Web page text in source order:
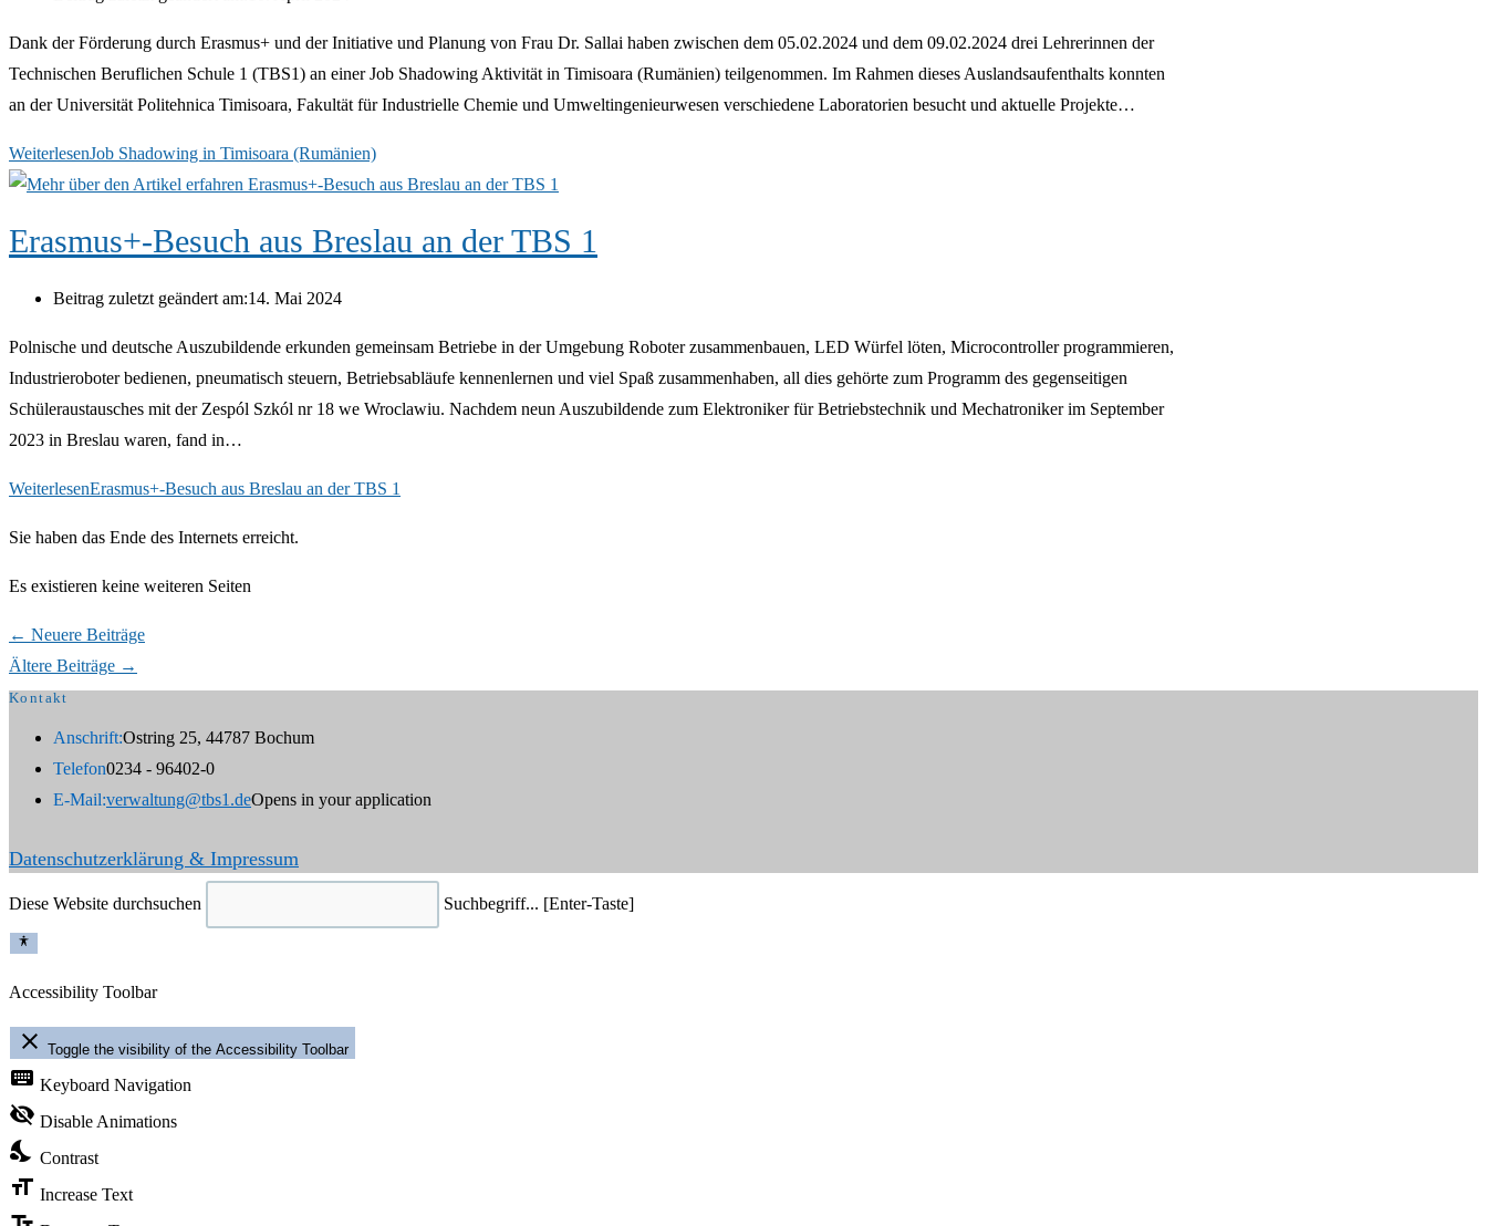
Dank der Förderung durch Erasmus+ und der Initiative und Planung von Frau Dr. Sallai haben zwischen dem 05.02.2024 und dem 09.02.2024 drei Lehrerinnen der
Technischen Beruflichen Schule 1 (TBS1) an einer Job Shadowing Aktivität in Timisoara (Rumänien) teilgenommen. Im Rahmen dieses Auslandsaufenthalts konnten
an der Universität Politehnica Timisoara, Fakultät für Industrielle Chemie und Umweltingenieurwesen verschiedene Laboratorien besucht und aktuelle Projekte…
WeiterlesenJob Shadowing in Timisoara (Rumänien)
Erasmus+-Besuch aus Breslau an der TBS 1
Beitrag zuletzt geändert am:14. Mai 2024
Polnische und deutsche Auszubildende erkunden gemeinsam Betriebe in der Umgebung Roboter zusammenbauen, LED Würfel löten, Microcontroller programmieren,
Industrieroboter bedienen, pneumatisch steuern, Betriebsabläufe kennenlernen und viel Spaß zusammenhaben, all dies gehörte zum Programm des gegenseitigen
Schüleraustausches mit der Zespól Szkól nr 18 we Wroclawiu. Nachdem neun Auszubildende zum Elektroniker für Betriebstechnik und Mechatroniker im September
2023 in Breslau waren, fand in…
WeiterlesenErasmus+-Besuch aus Breslau an der TBS 1
Sie haben das Ende des Internets erreicht.
Es existieren keine weiteren Seiten
← Neuere Beiträge
Ältere Beiträge →
Kontakt
Anschrift:Ostring 25, 44787 Bochum
Telefon0234 - 96402-0
E-Mail:verwaltung@tbs1.deOpens in your application
Datenschutzerklärung & Impressum
Diese Website durchsuchen Suchbegriff... [Enter-Taste]
Accessibility Toolbar
close Toggle the visibility of the Accessibility Toolbar
keyboard Keyboard Navigation
visibility_off Disable Animations
nights_stay Contrast
format_size Increase Text